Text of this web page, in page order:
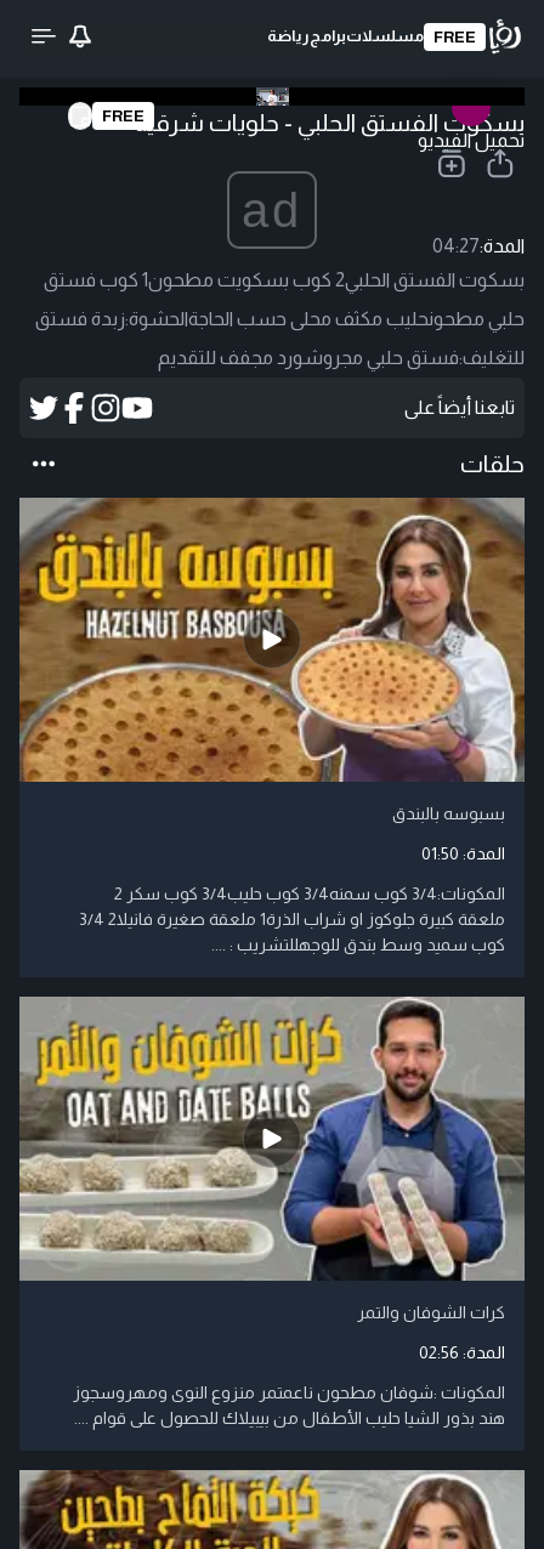
FREE مسلسلاتبرامج رياضة
تحميل الفيديو
FREEبسكوت الفستق الحلبي - حلويات شرقية
ad
المدة:04:27
بسكوت الفستق الحلبي2 كوب بسكويت مطحون1 كوب فستق
حلبي مطحونحليب مكثف محلى حسب الحاجةالحشوة:زبدة فستق
للتغليف:فستق حلبي مجروشورد مجفف للتقديم
تابعنا أيضاً على
حلقات
بسبوسه بالبندق
المدة: 01:50
​المكونات:3/4 كوب سمنه3/4 كوب حليب3/4 كوب سكر 2
ملعقة كبيرة جلوكوز او شراب الذرة1 ملعقة صغيرة فانيلا2 3/4
كوب سميد وسط بندق للوجهللتشريب : ....
كرات الشوفان والتمر
المدة: 02:56
المكونات :شوفان مطحون ناعمتمر منزوع النوى ومهروسجوز
هند بذور الشيا حليب الأطفال من بيبيلاك للحصول على قوام ....